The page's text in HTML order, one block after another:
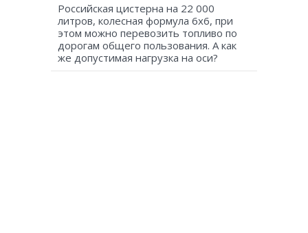
Российская цистерна на 22 000
литров, колесная формула 6х6, при
этом можно перевозить топливо по
дорогам общего пользования. А как
же допустимая нагрузка на оси?